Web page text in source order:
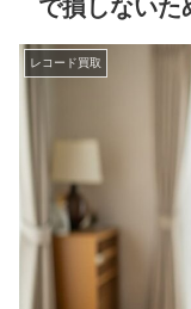
で損しないた
レコード買取